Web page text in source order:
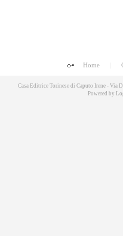
Home
Casa Editrice Torinese di Caputo Irene - Via
Powered by